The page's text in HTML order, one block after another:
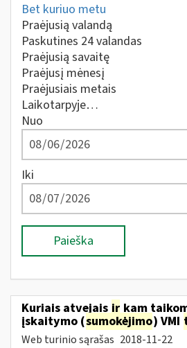
Bet kuriuo metu
Praėjusią valandą
Paskutines 24 valandas
Praėjusią savaitę
Praėjusį mėnesį
Praėjusiais metais
Laikotarpyje…
Nuo
Iki
Paieška
Kuriais atvejais ir kam
įskaitymo (sumokėjimo) VMI
Web turinio sąrašas 2018-11-22